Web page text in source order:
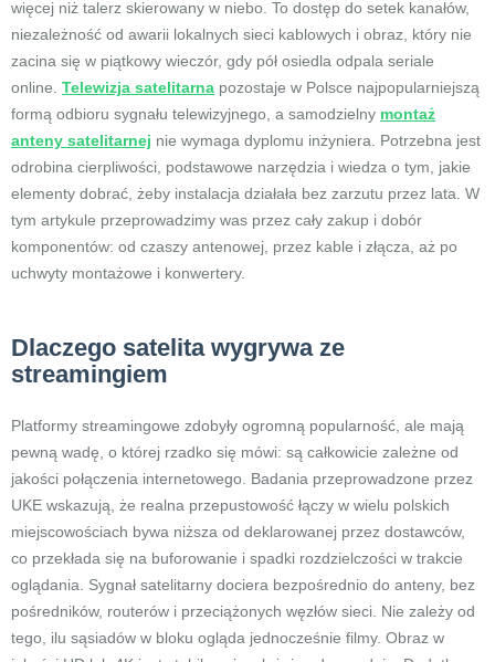
więcej niż talerz skierowany w niebo. To dostęp do setek kanałów,
niezależność od awarii lokalnych sieci kablowych i obraz, który nie
zacina się w piątkowy wieczór, gdy pół osiedla odpala seriale
online. Telewizja satelitarna pozostaje w Polsce najpopularniejszą
formą odbioru sygnału telewizyjnego, a samodzielny montaż
anteny satelitarnej nie wymaga dyplomu inżyniera. Potrzebna jest
odrobina cierpliwości, podstawowe narzędzia i wiedza o tym, jakie
elementy dobrać, żeby instalacja działała bez zarzutu przez lata. W
tym artykule przeprowadzimy was przez cały zakup i dobór
komponentów: od czaszy antenowej, przez kable i złącza, aż po
uchwyty montażowe i konwertery.
Dlaczego satelita wygrywa ze
streamingiem
Platformy streamingowe zdobyły ogromną popularność, ale mają
pewną wadę, o której rzadko się mówi: są całkowicie zależne od
jakości połączenia internetowego. Badania przeprowadzone przez
UKE wskazują, że realna przepustowość łączy w wielu polskich
miejscowościach bywa niższa od deklarowanej przez dostawców,
co przekłada się na buforowanie i spadki rozdzielczości w trakcie
oglądania. Sygnał satelitarny dociera bezpośrednio do anteny, bez
pośredników, routerów i przeciążonych węzłów sieci. Nie zależy od
tego, ilu sąsiadów w bloku ogląda jednocześnie filmy. Obraz w